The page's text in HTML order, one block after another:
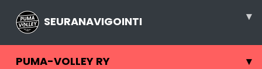
SEURANAVIGOINTI ▾
PUMA-VOLLEY RY ▾